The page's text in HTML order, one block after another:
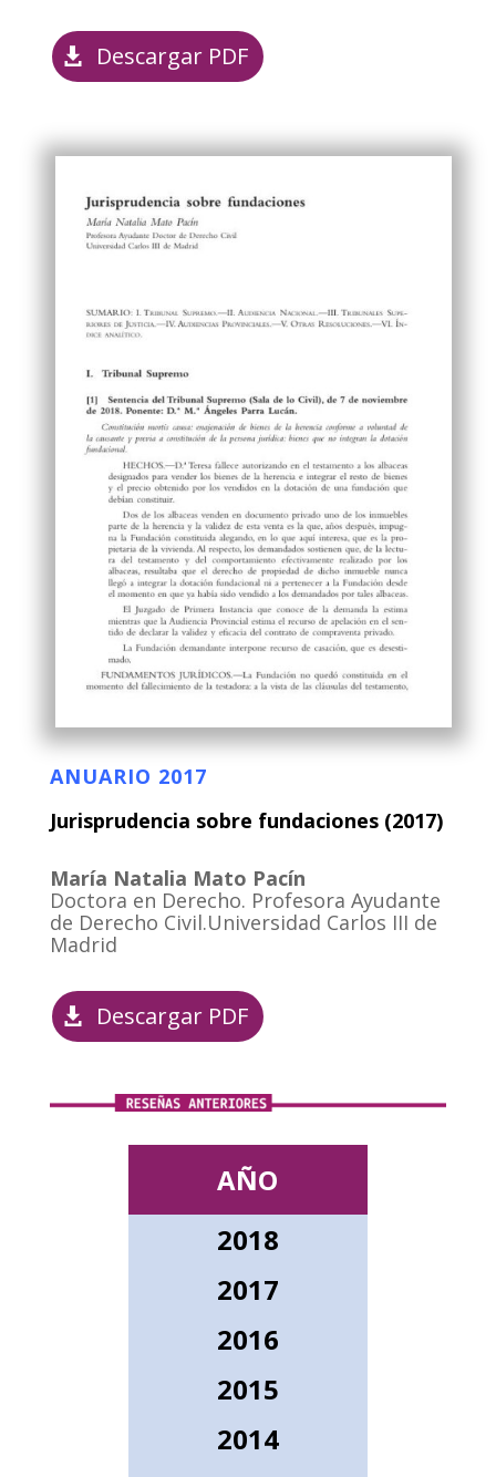
Descargar PDF
ANUARIO 2017
Jurisprudencia sobre fundaciones (2017)
María Natalia Mato Pacín
Doctora en Derecho. Profesora Ayudante
de Derecho Civil.Universidad Carlos III de
Madrid
Descargar PDF
AÑO
2018
2017
2016
2015
2014